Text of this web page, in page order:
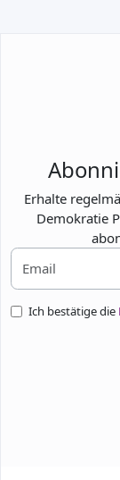
Erhalte
Demokratie
Ich bestätige die